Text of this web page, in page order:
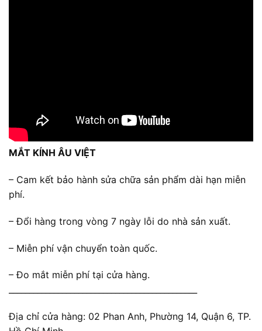
MẮT KÍNH ÂU VIỆT
– Cam kết bảo hành sửa chữa sản phẩm dài hạn miễn
phí.
– Đổi hàng trong vòng 7 ngày lỗi do nhà sản xuất.
– Miễn phí vận chuyển toàn quốc.
– Đo mắt miễn phí tại cửa hàng.
Địa chỉ cửa hàng: 02 Phan Anh, Phường 14, Quận 6, TP.